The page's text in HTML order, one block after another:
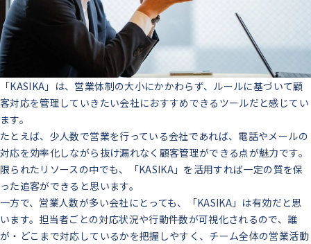
「KASIKA」は、営業体制の大小にかかわらず、ルールに基づいて顧
客対応を管理していきたい会社におすすめできるツールだと感じてい
ます。
たとえば、少人数で営業を行っている会社であれば、電話やメールの
対応を効率化しながら抜け漏れなく顧客管理ができる点が魅力です。
限られたリソースの中でも、「KASIKA」を活用すれば一定の質を保
った追客ができると思います。
一方で、営業人数が多い会社にとっても、「KASIKA」は有効だと思
います。担当者ごとの対応状況や行動件数が可視化されるので、誰
が・どこまで対応しているかを把握しやすく、チーム全体の営業活動